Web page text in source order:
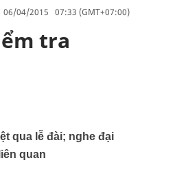
06/04/2015 07:33 (GMT+07:00)
tra
qua lễ đài; nghe đại
quan